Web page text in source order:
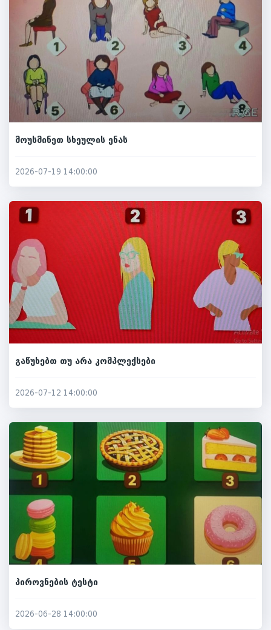
მოუსმინეთ სხეულის ენას
2026-07-19 14:00:00
გაწუხებთ თუ არა კომპლექსები
2026-07-12 14:00:00
პიროვნების ტესტი
2026-06-28 14:00:00